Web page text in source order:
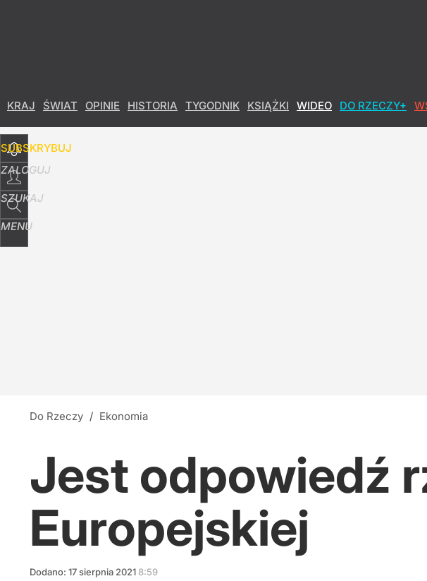
KRAJ ŚWIAT OPINIE HISTORIA TYGODNIK KSIĄŻKI WIDEO DO RZECZY+
SUBSKRYBUJ
ZALOGUJ
SZUKAJ
MENU
Do Rzeczy / Ekonomia
Jest odpowiedź
Europejskiej
Dodano: 17sierpnia 2021 8:59